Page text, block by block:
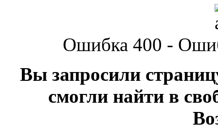
Ошибка 400 -
Вы запросили
смогли найти в